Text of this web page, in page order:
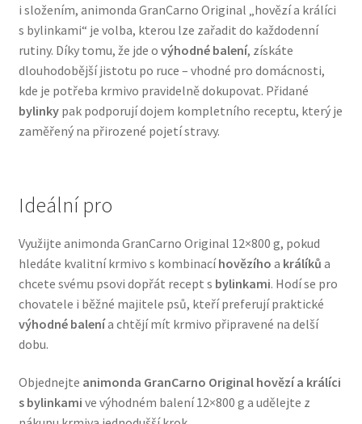
Purizon pro psy — Vysoký obsah masa, bez obilovin
Royal Canin pro psy
Veterinární dieta pro psy
Wolf of Wilderness
i složením, animonda GranCarno Original „hovězí a králíci
s bylinkami“ je volba, kterou lze zařadit do každodenní
rutiny. Díky tomu, že jde o výhodné balení, získáte
dlouhodobější jistotu po ruce – vhodné pro domácnosti,
kde je potřeba krmivo pravidelně dokupovat. Přidané
bylinkypak podporují dojem kompletního receptu, který je
zaměřený na přirozené pojetí stravy.
Ideální pro
Využijte animonda GranCarno Original 12×800 g, pokud
hledáte kvalitní krmivo s kombinacíhovězího a králíků a
chcete svému psovi dopřát recept s bylinkami. Hodí se pro
chovatele i běžné majitele psů, kteří preferují praktické
výhodné balenía chtějí mít krmivo připravené na delší
dobu.
Objednejte animonda GranCarno Original hovězí a králíci
s bylinkami ve výhodném balení 12×800 g a udělejte z